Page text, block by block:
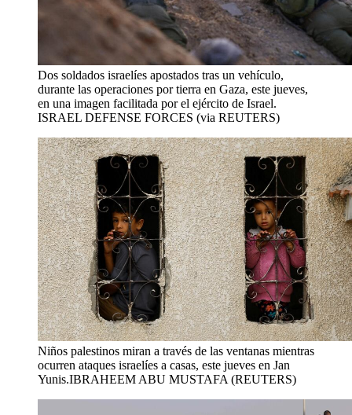
Dos soldados israelíes apostados tras un vehículo,
durante las operaciones por tierra en Gaza, este jueves,
en una imagen facilitada por el ejército de Israel.
ISRAEL DEFENSE FORCES (via REUTERS)
Niños palestinos miran a través de las ventanas mientras
ocurren ataques israelíes a casas, este jueves en Jan
Yunis.IBRAHEEM ABU MUSTAFA (REUTERS)